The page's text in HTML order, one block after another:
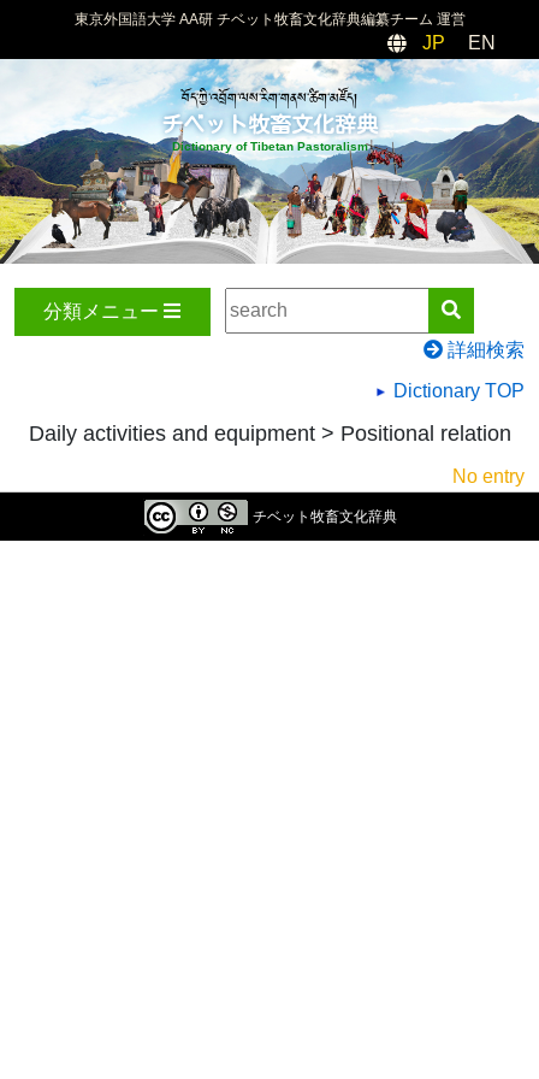
東京外国語大学 AA研 チベット牧畜文化辞典編纂チーム 運営
JP EN
བོད་ཀྱི་འབྲོག་ལས་རིག་གནས་ཚིག་མཛོད།
チベット牧畜文化辞典
Dictionary of Tibetan Pastoralism
分類メニュー
詳細検索
Dictionary TOP
Daily activities and equipment > Positional relation
No entry
チベット牧畜文化辞典